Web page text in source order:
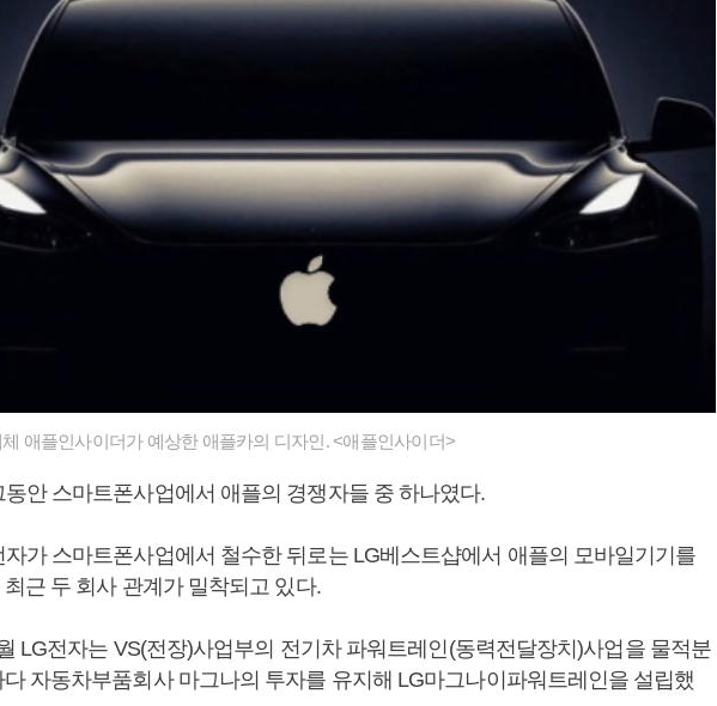
애플인사이더가 예상한 애플카의 디자인. <애플인사이더>
동안 스마트폰사업에서 애플의 경쟁자들 중 하나였다.
자가 스마트폰사업에서 철수한 뒤로는 LG베스트샵에서 애플의 모바일기기를
근 두 회사 관계가 밀착되고 있다.
LG전자는 VS(전장)사업부의 전기차 파워트레인(동력전달장치)사업을 물적분
자동차부품회사 마그나의 투자를 유지해 LG마그나이파워트레인을 설립했